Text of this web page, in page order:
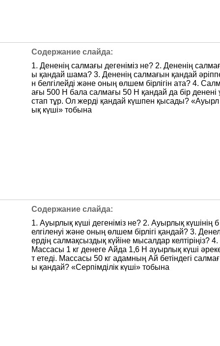
1. Дененің салмағы дегеніміз не? 2. Дененің салмағ
ы қандай шама? 3. Дененің салмағын қандай
н белгілейді және оның өлшем бірлігін ата? 4. Салм
ағы 500 Н бала салмағы 50 Н қандай да бір денені
стап тұр. Ол жерді қандай күшпен қысады? «Ауырл
ық күші» тобына
1. Ауырлық күші дегеніміз не? 2. Ауырлық күшінің б
елгіленуі және оның өлшем бірлігі қандай? 3.
ердің салмақсыздық күйіне мысалдар келтіріңіз? 4.
Массасы 1 кг денеге Айда 1,6 Н ауырлық күші
т етеді. Массасы 50 кг адамның Ай бетіндегі салмағ
ы қандай? «Серпімділік күші» тобына